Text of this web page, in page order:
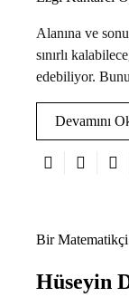
Alanına ve
sınırlı
edebiliyor.
Devamını
Bir Matematikçi
Hüseyin